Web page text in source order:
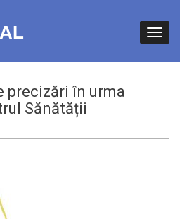
precizări în urma
Sănătății